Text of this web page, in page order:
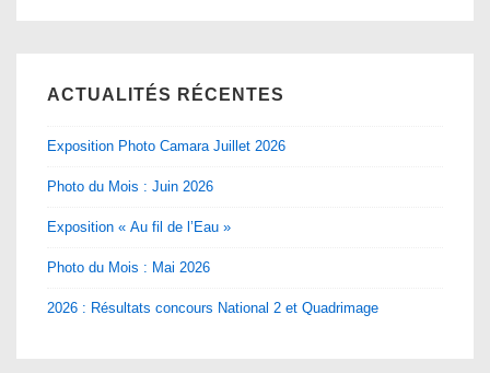
ACTUALITÉS RÉCENTES
Exposition Photo Camara Juillet 2026
Photo du Mois : Juin 2026
Exposition « Au fil de l’Eau »
Photo du Mois : Mai 2026
2026 : Résultats concours National 2 et Quadrimage